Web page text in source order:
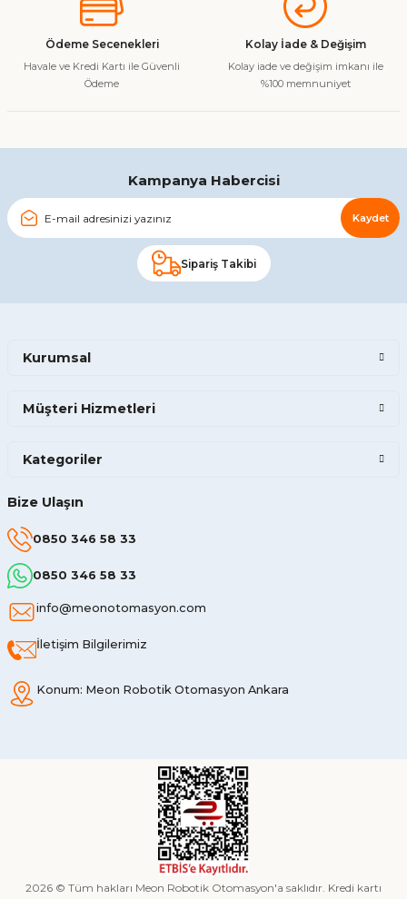
Ödeme Secenekleri
Havale ve Kredi Kartı ile Güvenli
Ödeme
Kolay İade & Değişim
Kolay iade ve değişim imkanı ile
%100 memnuniyet
Kampanya Habercisi
Kaydet
Sipariş Takibi
Bize Ulaşın
0850 346 58 33
0850 346 58 33
info@meonotomasyon.com
İletişim Bilgilerimiz
Konum: Meon Robotik Otomasyon Ankara
Kurumsal
Müşteri Hizmetleri
Kategoriler
2026 © Tüm hakları Meon Robotik Otomasyon'a saklıdır. Kredi kartı